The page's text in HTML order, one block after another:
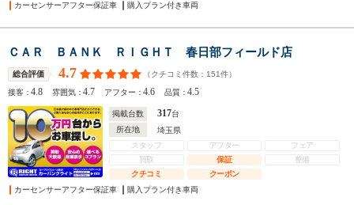
カーセンサーアフター保証車
購入プラン付き車両
ＣＡＲ ＢＡＮＫ ＲＩＧＨＴ 春日部フィールド店
総合評価 4.7 （クチコミ件数： 151件）
接客：4.8 雰囲気：4.7 アフター：4.6 品質：4.5
掲載台数 317台
所在地
埼玉県
スタッフ
アフター
フェア
買取
保証
整備
クチコミ
クーポン
カーセンサーアフター保証車
購入プラン付き車両